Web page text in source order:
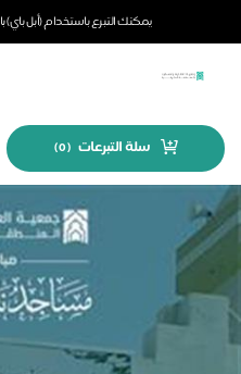
يمكنك التبرع باستخدام (أبل
سلة التبرعات (
0
)